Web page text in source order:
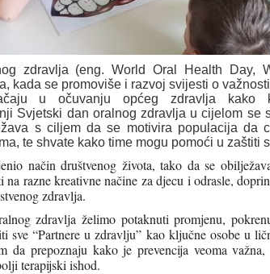
zdravlja (eng. World Oral Health Day,
kada se promoviše i razvoj svijesti o
u očuvanju općeg zdravlja
Svjetski dan oralnog zdravlja u cijelom se
s ciljem da se motivira populacija da
te shvate kako time mogu pomoći u zaštiti
način društvenog života, tako da se
na razne kreativne načine za djecu i odrasle,
zdravlja.
zdravlja želimo potaknuti promjenu,
sve “Partnere u zdravlju” kao ključne osobe u
da prepoznaju kako je prevencija veoma
terapijski ishod.